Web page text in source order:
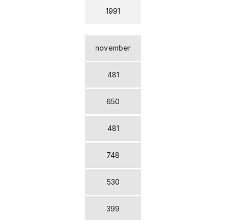
1991
november
481
650
481
748
530
399